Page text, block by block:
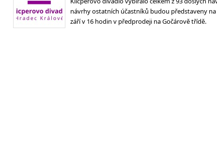
návrhy ostatních účastníků budou představeny
září v 16 hodin v předprodeji na Gočárově třídě.